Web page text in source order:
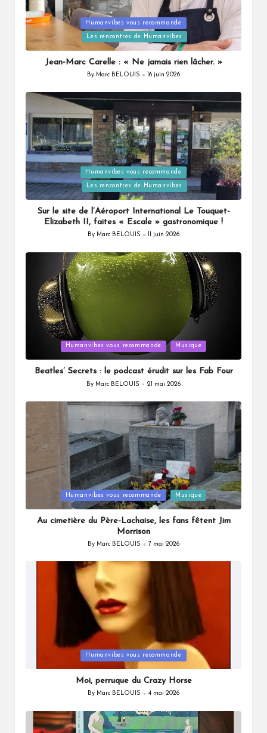
Posted
Humanvibes vous recommande
Les rencontres de Humanvibes
Jean-Marc Carelle : « Ne jamais rien lâcher. »
Posted
By Marc BELOUIS 16 juin 2026
Posted
in
Humanvibes vous recommande
Les rencontres de Humanvibes
Sur le site de l’Aéroport International Le Touquet-
Elizabeth II, faites « Escale » gastronomique !
Posted
By Marc BELOUIS 11 juin 2026
in
Humanvibes vous recommande Musique
Beatles’ Secrets : le podcast érudit sur les Fab Four
Posted
By Marc BELOUIS 21 mai 2026
in
Humanvibes vous recommande Musique
Au cimetière du Père-Lachaise, les fans fêtent Jim
Morrison
Posted
By Marc BELOUIS 7 mai 2026
in
Humanvibes vous recommande
Moi, perruque du Crazy Horse
Posted
By Marc BELOUIS 4 mai 2026